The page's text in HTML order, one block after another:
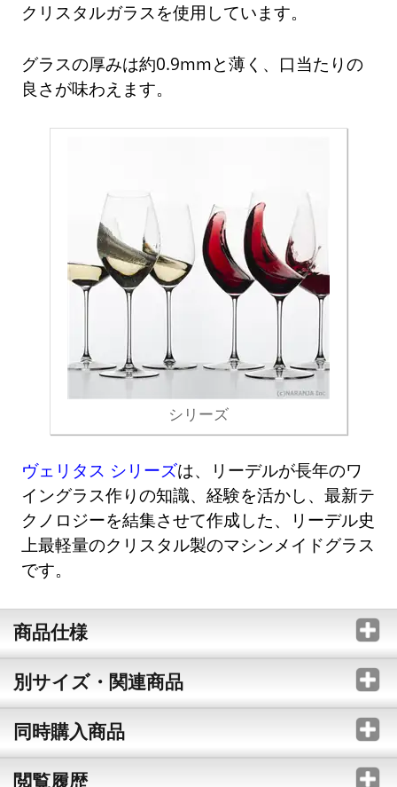
クリスタルガラスを使用しています。
グラスの厚みは約0.9mmと薄く、口当たりの
良さが味わえます。
シリーズ
ヴェリタス シリーズは、リーデルが長年のワ
イングラス作りの知識、経験を活かし、最新テ
クノロジーを結集させて作成した、リーデル史
上最軽量のクリスタル製のマシンメイドグラス
です。
商品仕様
別サイズ・関連商品
同時購入商品
閲覧履歴